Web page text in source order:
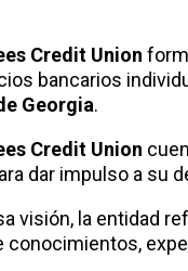
Credit Union
bancarios
Georgia.
Credit Union
dar impulso a su
visión, la entidad
conocimientos,